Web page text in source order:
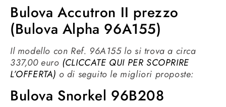
Bulova Accutron II prezzo
(Bulova Alpha 96A155)
Il modello con Ref. 96A155 lo si trova a circa
337,00 euro (CLICCATE QUI PER SCOPRIRE
L’OFFERTA) o di seguito le migliori proposte:
Bulova Snorkel 96B208